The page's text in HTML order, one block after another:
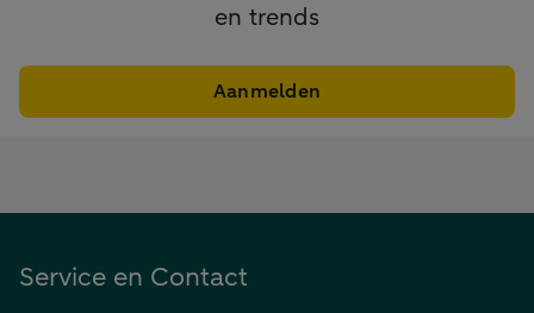
en trends
Aanmelden
Service en Contact